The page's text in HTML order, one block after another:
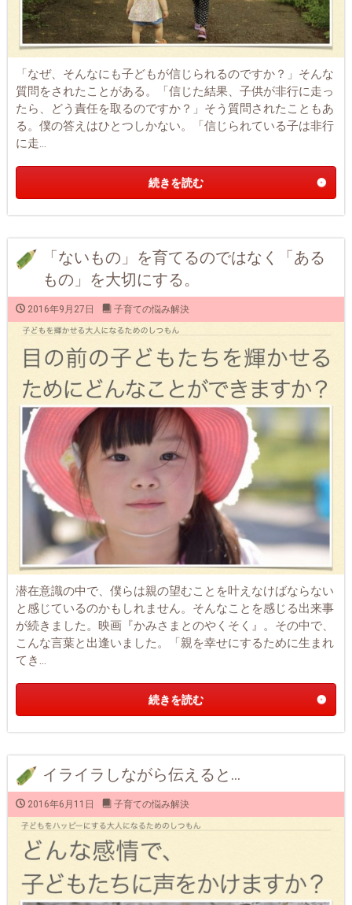
「なぜ、そんなにも子どもが信じられるのですか？」そんな
質問をされたことがある。「信じた結果、子供が非行に走っ
たら、どう責任を取るのですか？」そう質問されたこともあ
る。僕の答えはひとつしかない。「信じられている子は非行
に走...
続きを読む
「ないもの」を育てるのではなく「ある
もの」を大切にする。
2016年9月27日 子育ての悩み解決
潜在意識の中で、僕らは親の望むことを叶えなけばならない
と感じているのかもしれません。そんなことを感じる出来事
が続きました。映画『かみさまとのやくそく』。その中で、
こんな言葉と出逢いました。「親を幸せにするために生まれ
てき...
続きを読む
イライラしながら伝えると…
2016年6月11日 子育ての悩み解決